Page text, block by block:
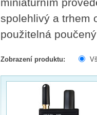
spolehlivý a trhem
použitelná
Zobrazení produktu: